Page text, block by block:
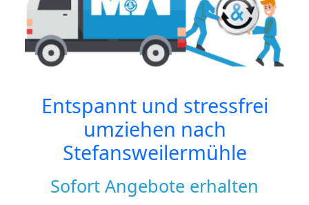
Entspannt und stressfrei
umziehen nach
Stefansweilermühle
Sofort Angebote erhalten